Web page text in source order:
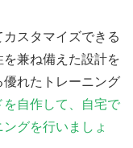
スタマイズできる
兼ね備えた設計を
れたトレーニング
自作して、自宅で
グを行いましょ